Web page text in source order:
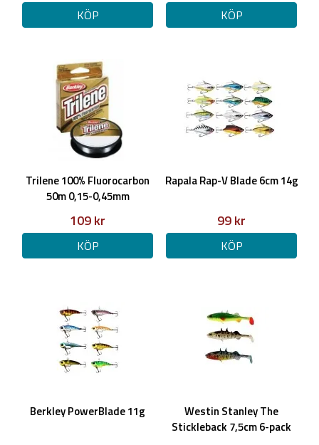
KÖP KÖP
Trilene 100% Fluorocarbon
50m 0,15-0,45mm
109 kr
KÖP
Rapala Rap-V Blade 6cm 14g
99 kr
KÖP
Berkley PowerBlade 11g
Westin Stanley The
Stickleback 7,5cm 6-pack